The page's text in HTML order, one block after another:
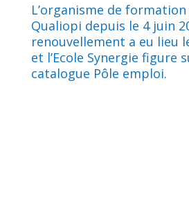
L’organisme de
Qualiopi depuis le 4 juin
renouvellement a eu lieu
et l’Ecole Synergie figure
catalogue Pôle emploi.